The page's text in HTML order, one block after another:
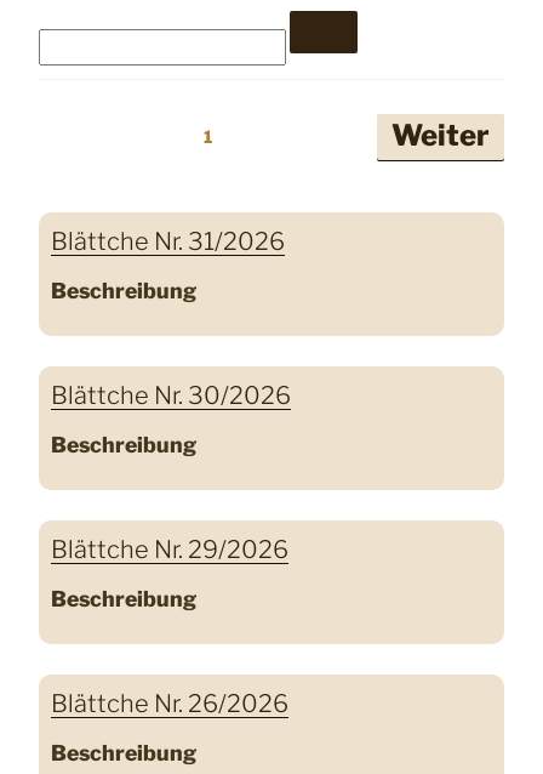
Seitennummerierung
1 Weiter
Blättche Nr. 31/2026
Beschreibung
Blättche Nr. 30/2026
Beschreibung
Blättche Nr. 29/2026
Beschreibung
Blättche Nr. 26/2026
Beschreibung